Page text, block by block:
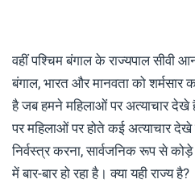
वहीं पश्चिम बंगाल के राज्यपाल सीवी
बंगाल, भारत और मानवता को शर्मसार
है जब हमने महिलाओं पर अत्याचार
पर महिलाओं पर होते कई अत्याचार
निर्वस्त्र करना, सार्वजनिक रूप से
में बार-बार हो रहा है। क्या यही राज्य है?